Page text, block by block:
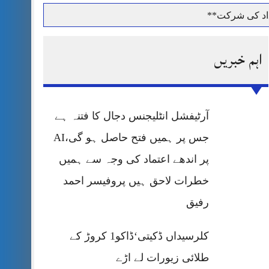
کی شرکت**
پر قربان
پریس کانفرنس
اہم خبریں
آرٹیفشل انٹلیجنس دجال کا فتنہ ہے
جس پر ہمیں فتح حاصل ہو گی،AI
پر اندھے اعتماد کی وجہ سے ہمیں
خطرات لاحق ہیں پروفیسر احمد
رفیق
کلرسیداں ڈکیتی‘ڈاکو1 کروڑ کے
طلائی زیورات لے اڑے